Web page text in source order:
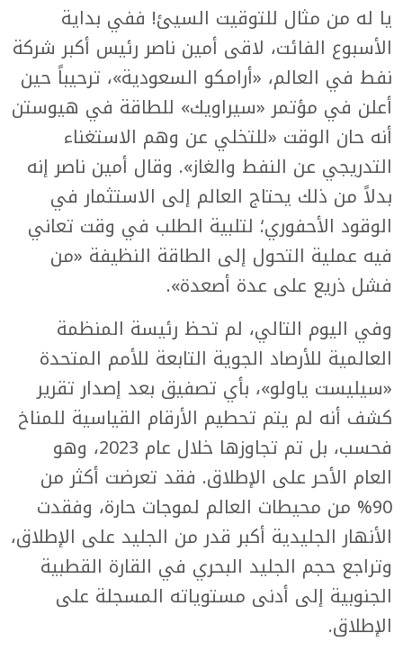
يا له من مثال للتوقيت السيئ! ففي بداية
الأسبوع الفائت، لاقى أمين ناصر رئيس أكبر شركة
نفط في العالم، «أرامكو السعودية»، ترحيباً حين
أعلن في مؤتمر «سيراويك» للطاقة في هيوستن
أنه حان الوقت «للتخلي عن وهم الاستغناء
التدريجي عن النفط والغاز». وقال أمين ناصر إنه
بدلاً من ذلك يحتاج العالم إلى الاستثمار في
الوقود الأحفوري؛ لتلبية الطلب في وقت تعاني
فيه عملية التحول إلى الطاقة النظيفة «من
فشل ذريع على عدة أصعدة».
وفي اليوم التالي، لم تحظ رئيسة المنظمة
العالمية للأرصاد الجوية التابعة للأمم المتحدة
«سيليست ياولو»، بأي تصفيق بعد إصدار تقرير
كشف أنه لم يتم تحطيم الأرقام القياسية للمناخ
فحسب، بل تم تجاوزها خلال عام 2023، وهو
العام الأحر على الإطلاق. فقد تعرضت أكثر من
90% من محيطات العالم لموجات حارة، وفقدت
الأنهار الجليدية أكبر قدر من الجليد على الإطلاق،
وتراجع حجم الجليد البحري في القارة القطبية
الجنوبية إلى أدنى مستوياته المسجلة على
الإطلاق.